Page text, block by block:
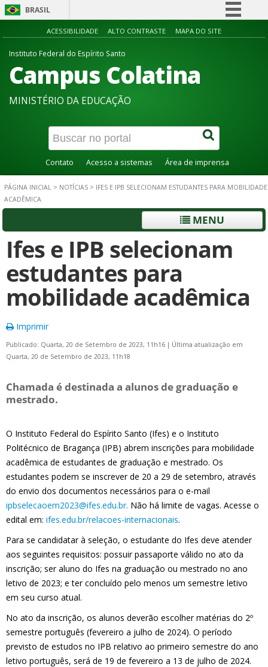
BRASIL
Simplifique!
Acesso à informação
Canais
ACESSIBILIDADE ALTO CONTRASTE MAPA DO SITE
Instituto Federal do Espírito Santo
Campus Colatina
MINISTÉRIO DA EDUCAÇÃO
Contato Acesso a sistemas Área de imprensa
PÁGINA INICIAL > NOTÍCIAS > IFES E IPB SELECIONAM ESTUDANTES PARA MOBILIDADE
ACADÊMICA
MENU
Ifes e IPB selecionam
estudantes para
mobilidade acadêmica
Imprimir
Publicado: Quarta, 20 de Setembro de 2023, 11h16 | Última atualização em
Quarta, 20 de Setembro de 2023, 11h18
Chamada é destinada a alunos de graduação e
mestrado.
O Instituto Federal do Espírito Santo (Ifes) e o Instituto
Politécnico de Bragança (IPB) abrem inscrições para mobilidade
acadêmica de estudantes de graduação e mestrado. Os
estudantes podem se inscrever de 20 a 29 de setembro, através
do envio dos documentos necessários para o e-mail
ipbselecaoem2023@ifes.edu.br. Não há limite de vagas. Acesse o
edital em: ifes.edu.br/relacoes-internacionais.
Para se candidatar à seleção, o estudante do Ifes deve atender
aos seguintes requisitos: possuir passaporte válido no ato da
inscrição; ser aluno do Ifes na graduação ou mestrado no ano
letivo de 2023; e ter concluído pelo menos um semestre letivo
em seu curso atual.
No ato da inscrição, os alunos deverão escolher matérias do 2º
semestre português (fevereiro a julho de 2024). O período
previsto de estudos no IPB relativo ao primeiro semestre do ano
letivo português, será de 19 de fevereiro a 13 de julho de 2024.